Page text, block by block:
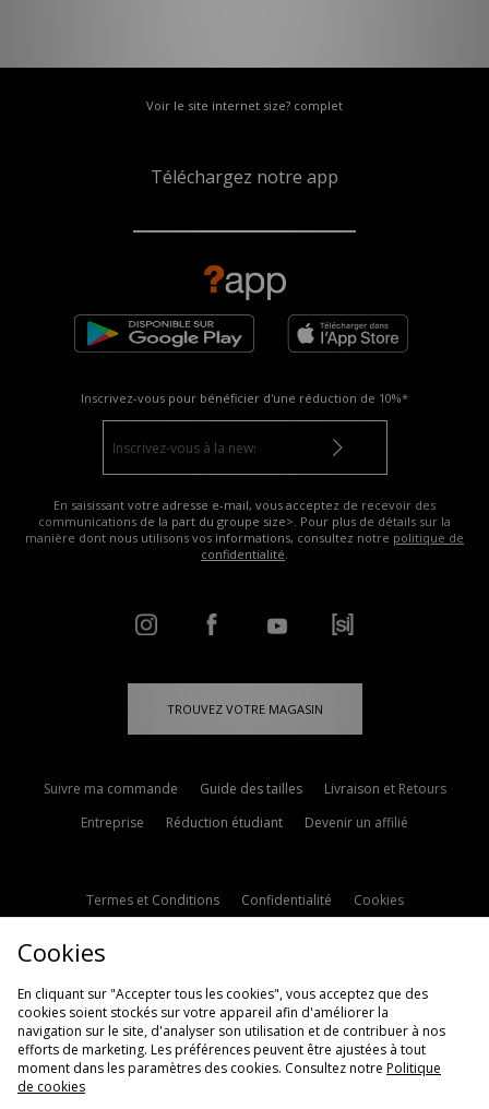
Voir le site internet size? complet
Téléchargez notre app
Inscrivez-vous pour bénéficier d'une réduction de 10%*
En saisissant votre adresse e-mail, vous acceptez de recevoir des
communications de la part du groupe size>. Pour plus de détails sur la
manière dont nous utilisons vos informations, consultez notre politique de
confidentialité.
TROUVEZ VOTRE MAGASIN
Suivre ma commande Guide des tailles
Livraison et Retours
Entreprise
Réduction étudiant Devenir un affilié
Termes et Conditions Confidentialité
Cookies
Politique d'avis en ligne
Cookies
En cliquant sur "Accepter tous les cookies", vous acceptez que des
cookies soient stockés sur votre appareil afin d'améliorer la
navigation sur le site, d'analyser son utilisation et de contribuer à nos
efforts de marketing. Les préférences peuvent être ajustées à tout
moment dans les paramètres des cookies. Consultez notre Politique
de cookies